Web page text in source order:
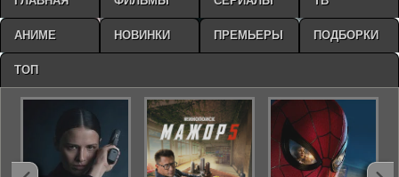
АНИМЕ НОВИНКИ ПРЕМЬЕРЫ ПОДБОРКИ
ТОП